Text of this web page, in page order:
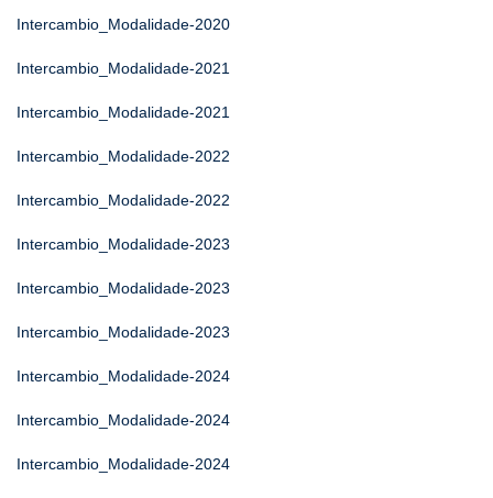
Intercambio_Modalidade-2020
Intercambio_Modalidade-2021
Intercambio_Modalidade-2021
Intercambio_Modalidade-2022
Intercambio_Modalidade-2022
Intercambio_Modalidade-2023
Intercambio_Modalidade-2023
Intercambio_Modalidade-2023
Intercambio_Modalidade-2024
Intercambio_Modalidade-2024
Intercambio_Modalidade-2024